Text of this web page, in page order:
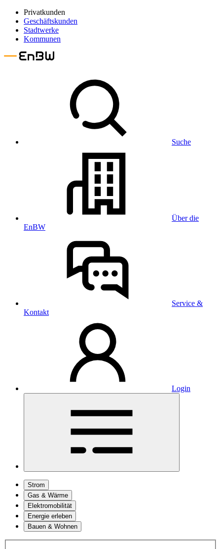
Privatkunden
Geschäftskunden
Stadtwerke
Kommunen
Suche
Über die
EnBW
Service &
Kontakt
Login
Strom
Gas & Wärme
Elektromobilität
Energie erleben
Bauen & Wohnen